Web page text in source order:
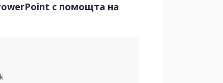
с помощта на